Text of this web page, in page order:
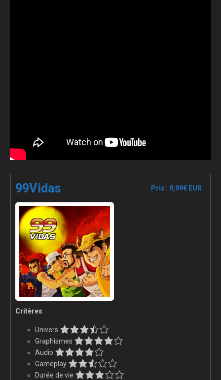
99Vidas Prix : 9,99€ EUR
Critères
Univers
Graphismes
Audio
Gameplay
Durée de vie